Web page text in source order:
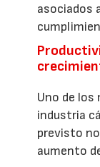
asociados
Uno de los
industria
previsto
aumento